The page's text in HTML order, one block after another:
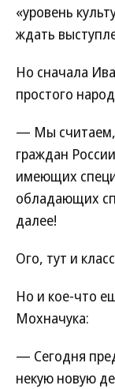
«уровень
ждать
Но сначала
простого
— Мы считаем,
граждан
имеющих
обладающих
далее!
Ого, тут и
Но и кое-что
Мохначука:
— Сегодня
некую новую